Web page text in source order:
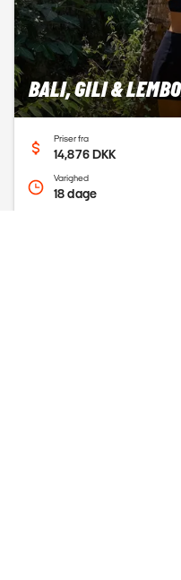
BALI, GILI &
Priser fra
14,876 DKK
Varighed
18 dage